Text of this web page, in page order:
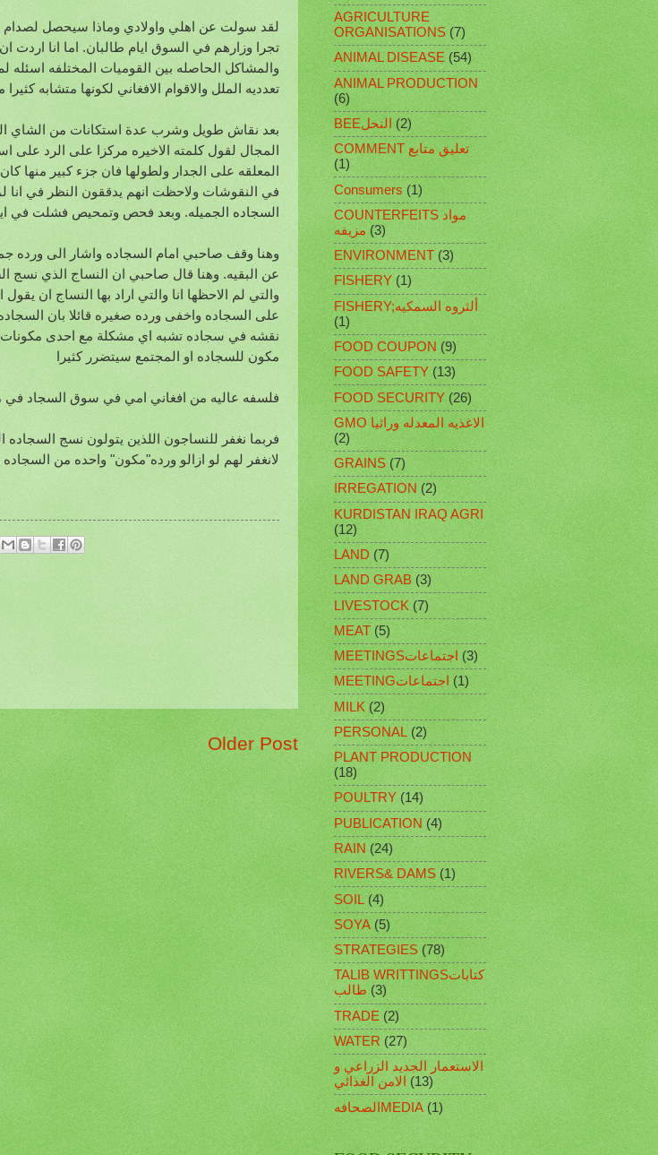
لقد سولت عن اهلي واولادي وماذا سيحصل لصدام
تجرا وزارهم في السوق ايام طالبان. اما انا اردت
والمشاكل الحاصله بين القوميات المختلفه
تعدديه الملل والاقوام الافغاني لكونها متشابه كثيرا
بعد نقاش طويل وشرب عدة استكانات من الشاي
المجال لقول كلمته الاخيره مركزا على الرد على
المعلقه على الجدار ولطولها فان جزء كبير
في النقوشات ولاحظت انهم يدققون النظر في انا
السجاده الجميله. وبعد فحص وتمحيص فشلت في
وهنا وقف صاحبي امام السجاده واشار الى ورده
عن البقيه. وهنا قال صاحبي ان النساج الذي
والتي لم الاحظها انا والتي اراد بها النساج ان
على السجاده واخفى ورده صغيره قائلا بان
نقشه في سجاده تشبه اي مشكلة مع احدى مكونات
مكون للسجاده او المجتمع سيتضرر كثيرا
فلسفه عاليه من افغاني امي في سوق السجاد في
فربما نغفر للنساجون اللذين يتولون نسج السجاده
لانغفر لهم لو ازالو ورده"مكون" واحده من السجاده
Older Post
AGRICULTURE
ORGANISATIONS (7)
ANIMAL DISEASE (54)
ANIMAL PRODUCTION
(6)
BEEالنحل (2)
COMMENT تعليق متابع
(1)
Consumers (1)
COUNTERFEITS مواد
مزيفه (3)
ENVIRONMENT (3)
FISHERY (1)
FISHERY;ألثروه السمكيه
(1)
FOOD COUPON (9)
FOOD SAFETY (13)
FOOD SECURITY (26)
GMO الاغذيه المعدله وراثيا
(2)
GRAINS (7)
IRREGATION (2)
KURDISTAN IRAQ AGRI
(12)
LAND (7)
LAND GRAB (3)
LIVESTOCK (7)
MEAT (5)
MEETINGSاجتماعات (3)
MEETINGاجتماعات (1)
MILK (2)
PERSONAL (2)
PLANT PRODUCTION
(18)
POULTRY (14)
PUBLICATION (4)
RAIN (24)
RIVERS& DAMS (1)
SOIL (4)
SOYA (5)
STRATEGIES (78)
TALIB WRITTINGSكتابات
طالب (3)
TRADE (2)
WATER (27)
الاستعمار الجديد الزراعي و
الامن الغذائي (13)
الصحافهMEDIA (1)